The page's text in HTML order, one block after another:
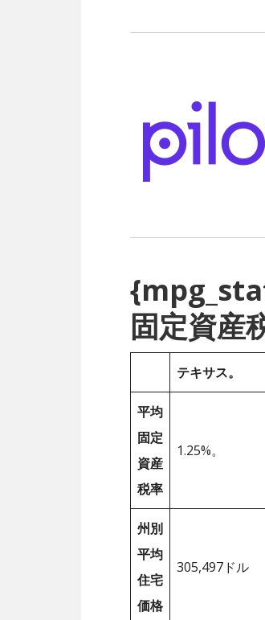
固定資産
テキサス。
平均
固定
資産
税率
1.25%。
州別
平均
住宅
価格
305,497ドル